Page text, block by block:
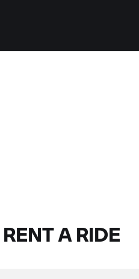
RENT A RIDE